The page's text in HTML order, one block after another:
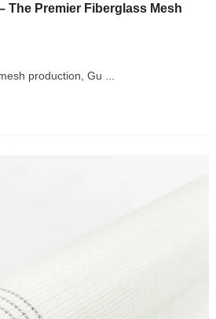
The Premier Fiberglass Mesh
production Gu